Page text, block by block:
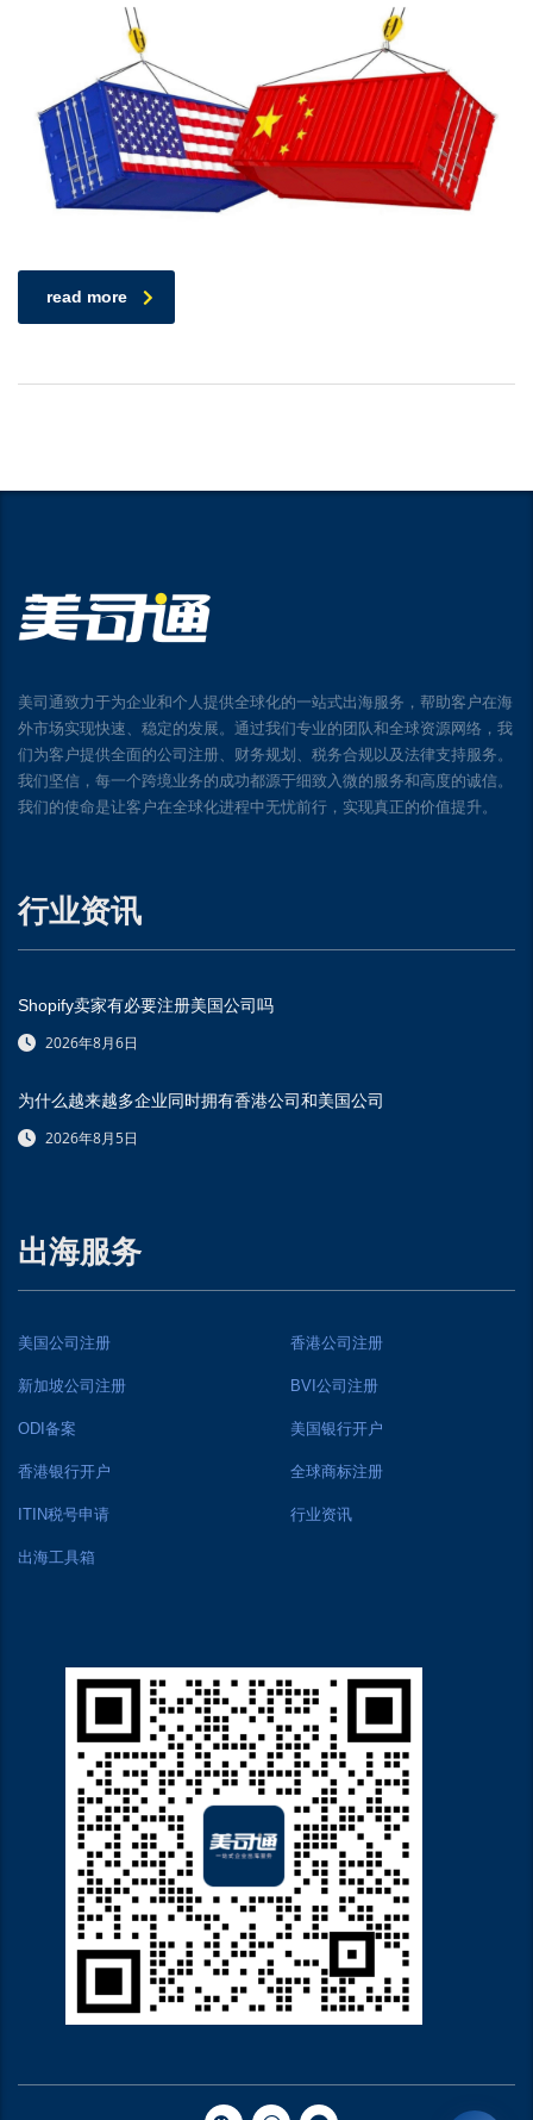
read more
美司通致力于为企业和个人提供全球化的一站式出海服务，帮助客户在海
外市场实现快速、稳定的发展。通过我们专业的团队和全球资源网络，我
们为客户提供全面的公司注册、财务规划、税务合规以及法律支持服务。
我们坚信，每一个跨境业务的成功都源于细致入微的服务和高度的诚信。
我们的使命是让客户在全球化进程中无忧前行，实现真正的价值提升。
行业资讯
Shopify卖家有必要注册美国公司吗
2026年8月6日
为什么越来越多企业同时拥有香港公司和美国公司
2026年8月5日
出海服务
美国公司注册 香港公司注册
新加坡公司注册 BVI公司注册
ODI备案 美国银行开户
香港银行开户 全球商标注册
ITIN税号申请 行业资讯
出海工具箱